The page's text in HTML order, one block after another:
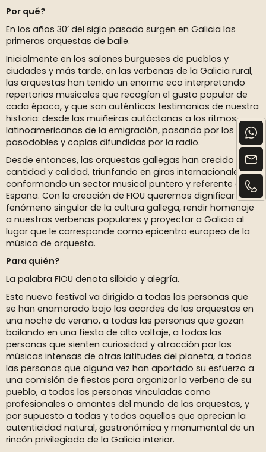
Por qué?
En los años 30’ del siglo pasado surgen en Galicia las
primeras orquestas de baile.
Inicialmente en los salones burgueses de pueblos y
ciudades y más tarde, en las verbenas de la Galicia rural,
las orquestas han tenido un enorme eco interpretando
repertorios musicales que recogían el gusto popular de
cada época, y que son auténticos testimonios de nuestra
historia: desde las muiñeiras autóctonas a los ritmos
latinoamericanos de la emigración, pasando por los
pasodobles y coplas difundidas por la radio.
Desde entonces, las orquestas gallegas han crecido en
cantidad y calidad, triunfando en giras internacionales y
conformando un sector musical puntero y referente en
España. Con la creación de FIOU queremos dignificar un
fenómeno singular de la cultura gallega, rendir homenaje
a nuestras verbenas populares y proyectar a Galicia al
lugar que le corresponde como epicentro europeo de la
música de orquesta.
Para quién?
La palabra FIOU denota silbido y alegría.
Este nuevo festival va dirigido a todas las personas que
se han enamorado bajo los acordes de las orquestas en
una noche de verano, a todas las personas que gozan
bailando en una fiesta de alto voltaje, a todas las
personas que sienten curiosidad y atracción por las
músicas intensas de otras latitudes del planeta, a todas
las personas que alguna vez han aportado su esfuerzo a
una comisión de fiestas para organizar la verbena de su
pueblo, a todas las personas vinculadas como
profesionales o amantes del mundo de las orquestas, y
por supuesto a todas y todos aquellos que aprecian la
autenticidad natural, gastronómica y monumental de un
rincón privilegiado de la Galicia interior.